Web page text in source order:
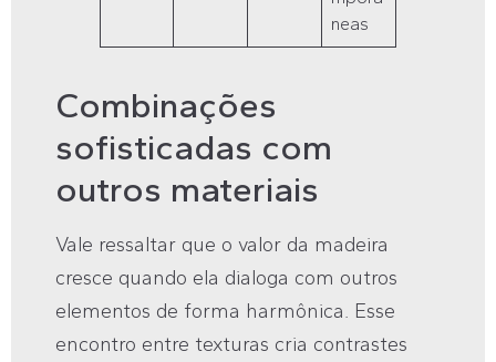
neas
Combinações
sofisticadas com
outros materiais
Vale ressaltar que o valor da madeira
cresce quando ela dialoga com outros
elementos de forma harmônica. Esse
encontro entre texturas cria contrastes